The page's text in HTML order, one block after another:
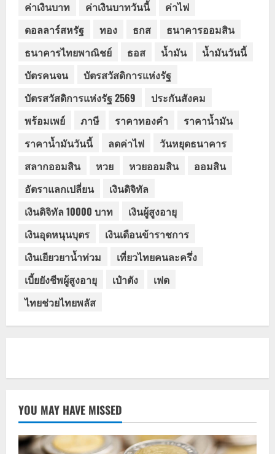
ค่าเงินบาท
ค่าเงินบาทวันนี้
ค่าไฟ
ดอลลาร์สหรัฐ
ทอง ธกส
ธนาคารออมสิน
ธนาคารไทยพาณิชย์
ธอส น้ำมัน
น้ำมันวันนี้
บัตรคนจน
บัตรสวัสดิการแห่งรัฐ
บัตรสวัสดิการแห่งรัฐ 2569
ประกันสังคม
พร้อมเพย์
ภาษี ราคาทองคำ
ราคาน้ำมัน
ราคาน้ำมันวันนี้
ลดค่าไฟ
วันหยุดธนาคาร
สลากออมสิน
หวย หวยออมสิน
ออมสิน
อัตราแลกเปลี่ยน
เงินดิจิทัล
เงินดิจิทัล 10000 บาท
เงินผู้สูงอายุ
เงินอุดหนุนบุตร
เงินเดือนข้าราชการ
เงินเยียวยาน้ำท่วม
เที่ยวไทยคนละครึ่ง
เบี้ยยังชีพผู้สูงอายุ
เป๋าตัง
เฟด
ไทยช่วยไทยพลัส
YOU MAY HAVE MISSED